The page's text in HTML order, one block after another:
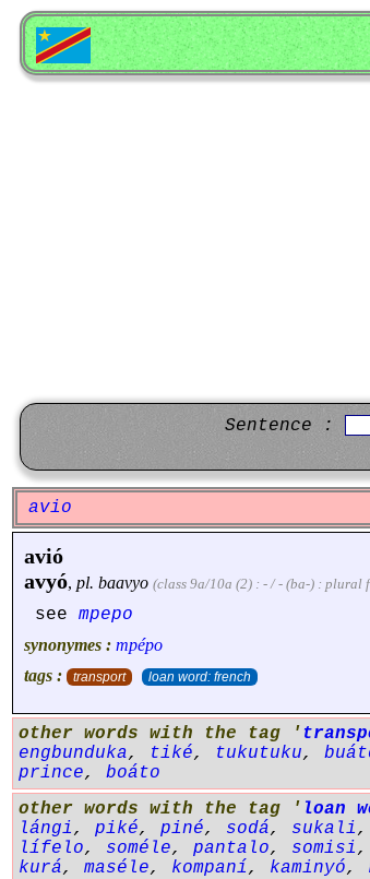
Sentence :
avio
avió
avyó, pl. baavyo (class 9a/10a (2) : - / - (ba-) : plural
see mpepo
synonymes : mpépo
tags :
transport loan word: french
other words with the tag '
engbunduka, tiké, tukutuku,
prince, boáto
other words with the tag ' loan
lángi, piké, piné, sodá, sukali,
lífelo, soméle, pantalo, somisi,
kurá, maséle, kompaní, kaminyó,